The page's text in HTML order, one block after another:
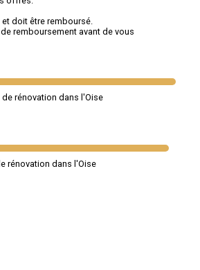
doit être remboursé.
remboursement avant de vous